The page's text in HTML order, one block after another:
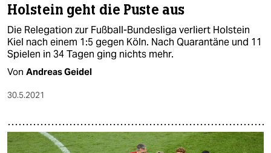
Holstein geht die Puste aus
Die Relegation zur Fußball-Bundesliga verliert Holstein
Kiel nach einem 1:5 gegen Köln. Nach Quarantäne und 11
Spielen in 34 Tagen ging nichts mehr.
Von Andreas Geidel
30.5.2021